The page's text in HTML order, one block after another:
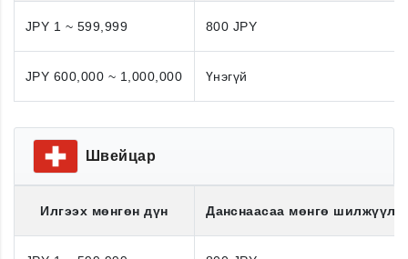
JPY 1 ~ 599,999 800 JPY
JPY 600,000 ~ 1,000,000 Үнэгүй
Швейцар
Илгээх мөнгөн дүн Данснаасаа мөнгө